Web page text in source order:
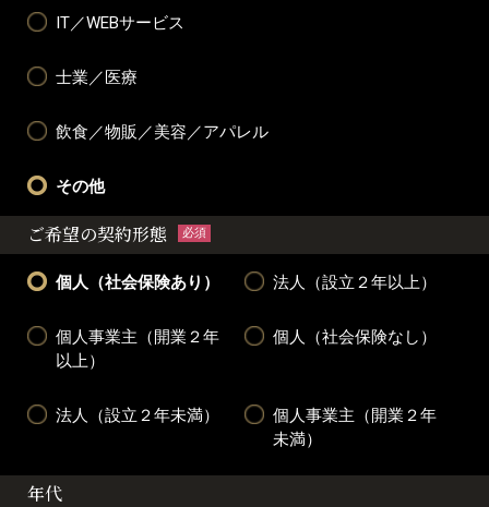
IT／WEBサービス
士業／医療
飲食／物販／美容／アパレル
その他
ご希望の契約形態 必須
個人（社会保険あり） 法人（設立２年以上）
個人事業主（開業２年
以上）
個人（社会保険なし）
法人（設立２年未満）
個人事業主（開業２年
未満）
年代